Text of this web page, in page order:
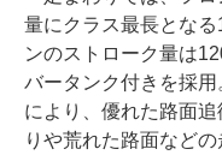
量にクラス最長とな
ンのストローク量は
バータンク付きを採
により、優れた路面
りや荒れた路面など